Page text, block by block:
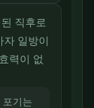
직후로
자 일방이
력이 없
기는